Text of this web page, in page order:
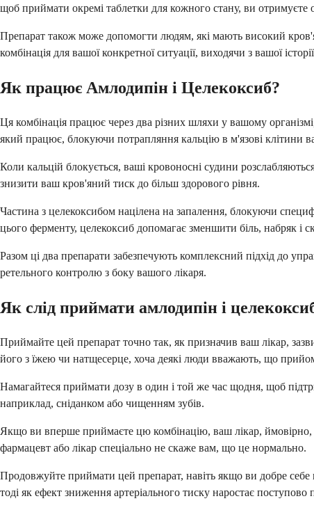
щоб приймати окремі таблетки для кожного стану, ви отримуєте
Препарат також може допомогти людям, які мають високий
комбінація для вашої конкретної ситуації, виходячи з вашої
Як працює Амлодипін і Целекоксиб?
Ця комбінація працює через два різних шляхи у вашому
який працює, блокуючи потрапляння кальцію в м'язові клітини
Коли кальцій блокується, ваші кровоносні судини
знизити ваш кров'яний тиск до більш здорового рівня.
Частина з целекоксибом націлена на запалення, блокуючи
цього ферменту, целекоксиб допомагає зменшити біль, набряк і
Разом ці два препарати забезпечують комплексний підхід до
ретельного контролю з боку вашого лікаря.
Як слід приймати амлодипін і
Приймайте цей препарат точно так, як призначив ваш лікар,
його з їжею чи натщесерце, хоча деякі люди вважають, що
Намагайтеся приймати дозу в один і той же час щодня, щоб
наприклад, сніданком або чищенням зубів.
Якщо ви вперше приймаєте цю комбінацію, ваш лікар,
фармацевт або лікар спеціально не скаже вам, що це нормально.
Продовжуйте приймати цей препарат, навіть якщо ви добре
тоді як ефект зниження артеріального тиску наростає поступово